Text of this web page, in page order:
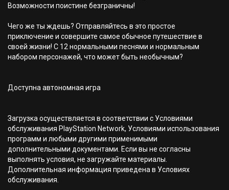
Возможности поистине безграничны!
Чего же ты ждешь? Отправляйтесь в это простое
приключение и совершите самое обычное путешествие в
своей жизни! С 12 нормальными песнями и нормальным
набором персонажей, что может быть необычным?
Доступна автономная игра
Загрузка осуществляется в соответствии с Условиями
обслуживания PlayStation Network, Условиями использования
программ и любыми другими применимыми
дополнительными документами. Если вы не согласны
выполнять условия, не загружайте материалы.
Дополнительная информация приведена в Условиях
обслуживания.